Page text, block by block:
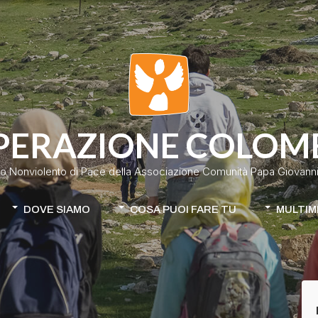
Nonviolento di Pace della Associazione Comunità Papa
DOVE SIAMO
Colombia
Cile-Mapuche
COSA PUOI FARE TU
Donazione classica
Donazione continuativa
Apri la tua raccolta fondi